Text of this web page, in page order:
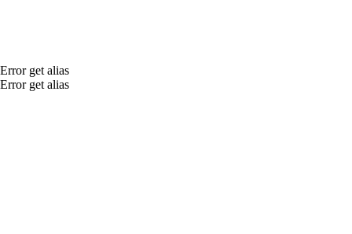
Error get alias
Error get alias